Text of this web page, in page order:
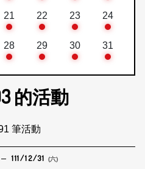
21 22 23 24
28 29 30 31
的活動
筆活動
111/12/31 (六)